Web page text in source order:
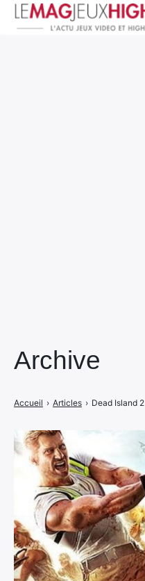
Archive
Accueil › Articles › Dead Island 2